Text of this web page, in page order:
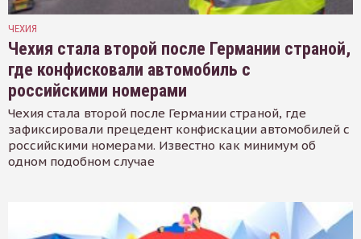
ЧЕХИЯ
Чехия стала второй после Германии страной,
где конфисковали автомобиль с
российскими номерами
Чехия стала второй после Германии страной, где
зафиксировали прецедент конфискации автомобилей с
российскими номерами. Известно как минимум об
одном подобном случае